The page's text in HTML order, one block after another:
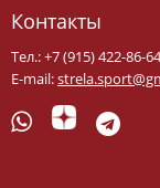
Контакты
Тел.: +7 (915) 422-86-64
E-mail: